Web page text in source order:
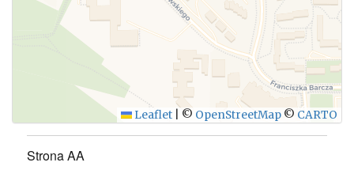
Leaflet © OpenStreetMap © CARTO
Strona AA